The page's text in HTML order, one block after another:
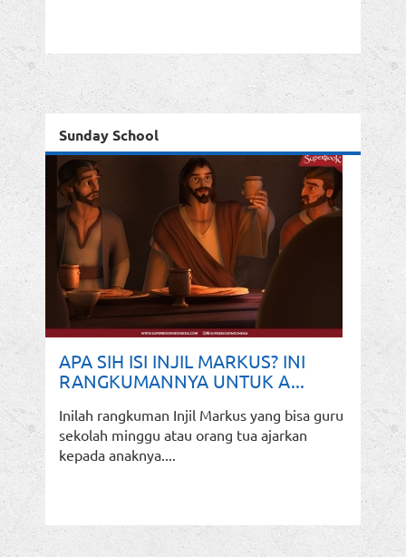
Sunday School
APA SIH ISI INJIL MARKUS? INI
RANGKUMANNYA UNTUK A...
Inilah rangkuman Injil Markus yang bisa guru
sekolah minggu atau orang tua ajarkan
kepada anaknya....